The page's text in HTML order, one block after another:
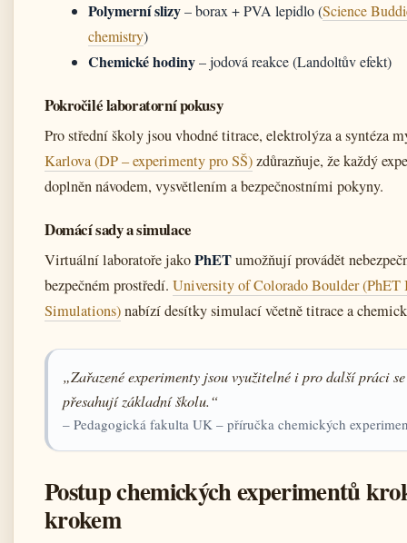
Polymerní slizy– borax + PVA lepidlo (Science
chemistry)
Chemické hodiny– jodová reakce (Landoltův efekt)
Pokročilé laboratorní pokusy
Pro střední školy jsou vhodné titrace, elektrolýza a syntéza
Karlova (DP – experimenty pro SŠ)zdůrazňuje, že každý
doplněn návodem, vysvětlením a bezpečnostními pokyny.
Domácí sady a simulace
Virtuální laboratoře jakoPhETumožňují provádět
bezpečném prostředí. University of Colorado Boulder (PhET
Simulations)nabízí desítky simulací včetně titrace a
„Zařazené experimenty jsou využitelné i pro další práci
přesahují základní školu.“
– Pedagogická fakulta UK – příručka chemických
Postup chemických experimentů
krokem